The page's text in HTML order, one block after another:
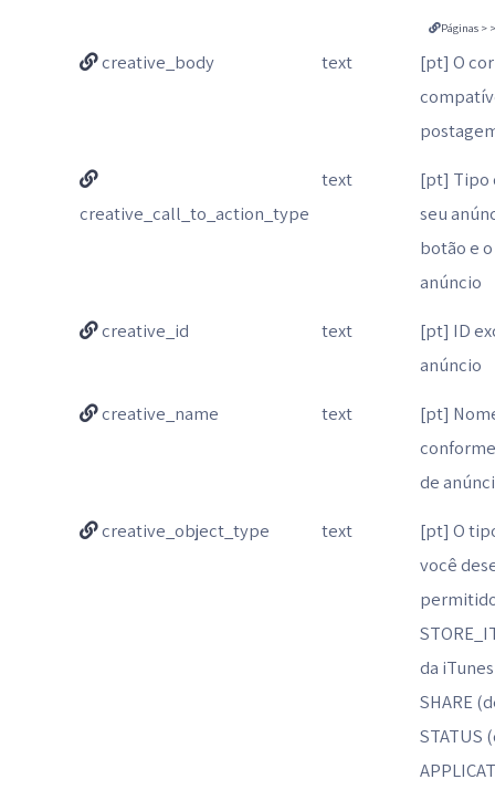
Páginas >
creative_body text
[pt] O
creative_call_to_action_type
text
[pt] Tipo
seu
botão e
anúncio
creative_id
text
[pt] ID
anúncio
creative_name
text
[pt]
de
creative_object_type
text
[pt] O
você
da
SHARE
STATUS